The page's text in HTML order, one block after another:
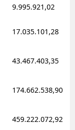
9.995.921,02
17.035.101,28
43.467.403,35
174.662.538,90
459.222.072,92